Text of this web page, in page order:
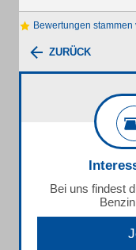
Bewertungen
ZURÜCK
Bei uns findest